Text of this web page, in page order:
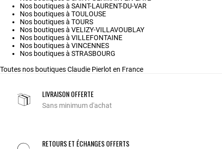
Nos boutiques à SAINT-LAURENT-DU-VAR
Nos boutiques à TOULOUSE
Nos boutiques à TOURS
Nos boutiques à VELIZY-VILLAVOUBLAY
Nos boutiques à VILLEFONTAINE
Nos boutiques à VINCENNES
Nos boutiques à STRASBOURG
Toutes nos boutiques Claudie Pierlot en France
LIVRAISON OFFERTE
Sans minimum d'achat
RETOURS ET ÉCHANGES OFFERTS